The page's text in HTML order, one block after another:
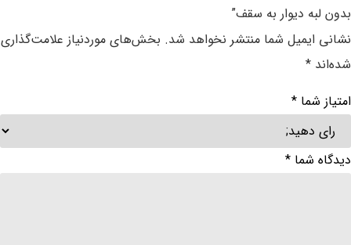
دیوار به سقف”
ایمیل شما منتشر نخواهد شد. بخش‌های موردنیاز علامت‌گذاری
*
شما*
شما*